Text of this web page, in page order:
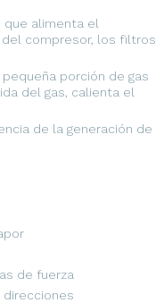
alimenta el
compresor, los filtros
porción de gas
del gas, calienta el
de la generación de
de fuerza
direcciones